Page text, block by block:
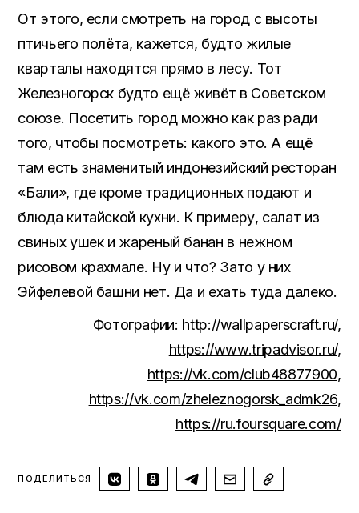
От этого, если смотреть на город с высоты
птичьего полёта, кажется, будто жилые
кварталы находятся прямо в лесу. Тот
Железногорск будто ещё живёт в Советском
союзе. Посетить город можно как раз ради
того, чтобы посмотреть: какого это. А ещё
там есть знаменитый индонезийский ресторан
«Бали», где кроме традиционных подают и
блюда китайской кухни. К примеру, салат из
свиных ушек и жареный банан в нежном
рисовом крахмале. Ну и что? Зато у них
Эйфелевой башни нет. Да и ехать туда далеко.
Фотографии: http://wallpaperscraft.ru/,
https://www.tripadvisor.ru/,
https://vk.com/club48877900,
https://vk.com/zheleznogorsk_admk26,
https://ru.foursquare.com/
ПОДЕЛИТЬСЯ